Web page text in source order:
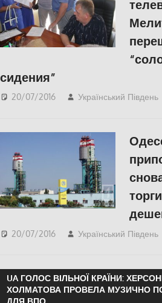
сидения”
20/07/2016 Український Південь
20/07/2016 Український Південь
UA ГОЛОС ВІЛЬНОЇ КРАЇНИ:
ХОЛМАТОВА ПРОВЕЛА МУЗИЧНО